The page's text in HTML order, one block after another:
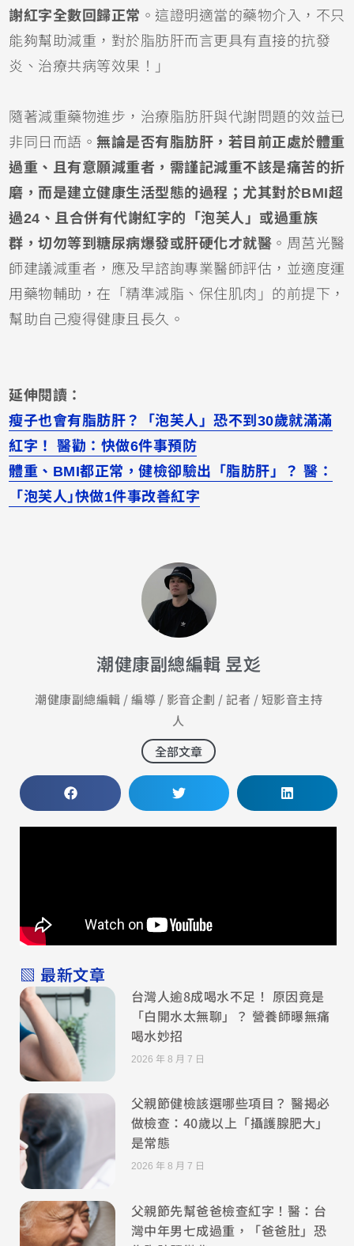
謝紅字全數回歸正常 。這證明適當的藥物介入，不只
能夠幫助減重，對於脂肪肝而言更具有直接的抗發
炎、治療共病等效果！」
隨著減重藥物進步，治療脂肪肝與代謝問題的效益已
非同日而語。無論是否有脂肪肝，若目前正處於體重
過重、且有意願減重者，需謹記減重不該是痛苦的折
磨，而是建立健康生活型態的過程；尤其對於BMI超
過24、且合併有代謝紅字的「泡芙人」或過重族
群，切勿等到糖尿病爆發或肝硬化才就醫 。周莒光醫
師建議減重者，應及早諮詢專業醫師評估，並適度運
用藥物輔助，在「精準減脂、保住肌肉」的前提下，
幫助自己瘦得健康且長久。
延伸閱讀：
瘦子也會有脂肪肝？「泡芙人」恐不到30歲就滿滿
紅字！ 醫勸：快做6件事預防
體重、BMI都正常，健檢卻驗出「脂肪肝」？ 醫：
「泡芙人｣快做1件事改善紅字
潮健康副總編輯 昱彣
潮健康副總編輯 / 編導 / 影音企劃 / 記者 / 短影音主持
人
全部文章
▧ 最新文章
台灣人逾8成喝水不足！ 原因竟是
「白開水太無聊」？ 營養師曝無痛
喝水妙招
2026 年 8 月 7 日
父親節健檢該選哪些項目？ 醫揭必
做檢查：40歲以上「攝護腺肥大」
是常態
2026 年 8 月 7 日
父親節先幫爸爸檢查紅字！醫：台
灣中年男七成過重，「爸爸肚」恐